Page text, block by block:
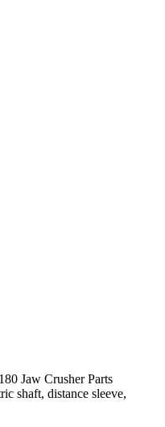
Jaw Crusher Parts
shaft, distance sleeve,